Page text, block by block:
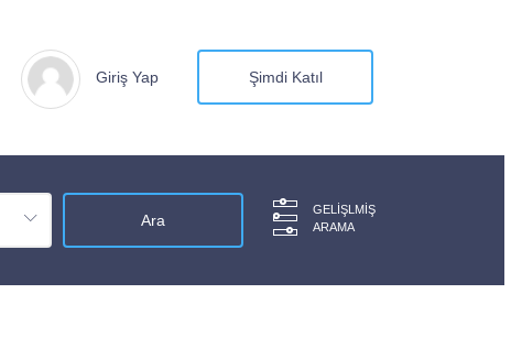
Giriş Yap Şimdi Katıl
GELIŞLMIŞ
ARAMA